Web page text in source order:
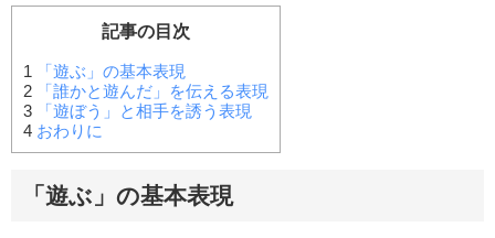
記事の目次
1 「遊ぶ」の基本表現
2 「誰かと遊んだ」を伝える表現
3 「遊ぼう」と相手を誘う表現
4 おわりに
「遊ぶ」の基本表現